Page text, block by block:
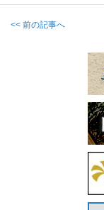
<< 前の記事へ